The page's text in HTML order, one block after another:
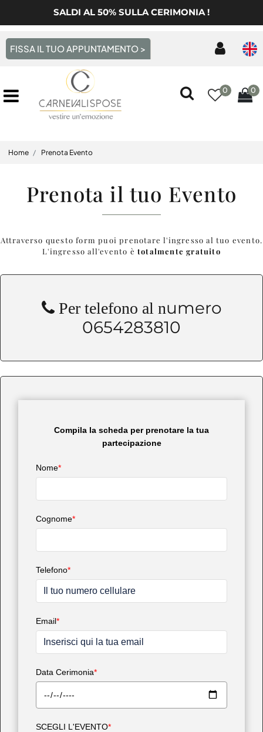
SALDI AL 50% SULLA CERIMONIA !
FISSA IL TUO APPUNTAMENTO >
Open menu 0 0
Home Prenota Evento
Prenota il tuo Evento
Attraverso questo form puoi prenotare l'ingresso al tuo evento.
L'ingresso all'evento è totalmente gratuito
Per telefono al numero
0654283810
Compila la scheda per prenotare la tua
partecipazione
Nome*
Cognome*
Telefono*
Email*
Data Cerimonia*
SCEGLI L'EVENTO*